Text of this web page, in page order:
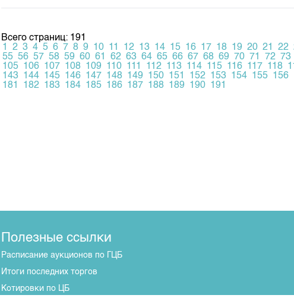
Всего страниц: 191
1
2 3 4 5 6 7 8 9 10 11 12 13 14 15 16 17 18 19 20 21 22
55 56 57 58 59 60 61 62 63 64 65 66 67 68 69 70 71 72 73
105 106 107 108 109 110 111 112 113 114 115 116 117 118
143 144 145 146 147 148 149 150 151 152 153 154 155 156
181
182 183 184 185 186 187 188 189 190 191
Полезные ссылки
Расписание аукционов по ГЦБ
Итоги последних торгов
Котировки по ЦБ